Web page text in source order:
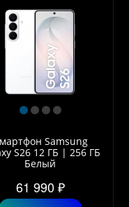
Samsung
S26 12 ГБ | 256 ГБ
Белый
61 990 ₽